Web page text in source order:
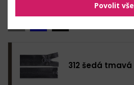
312 šedá tmavá
Povolit vše